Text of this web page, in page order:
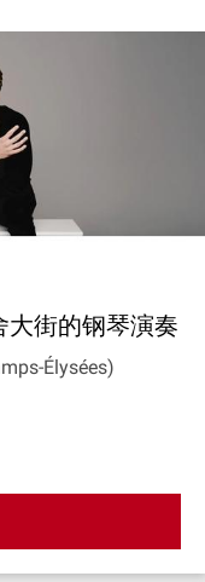
大街的钢琴演奏
Élysées)